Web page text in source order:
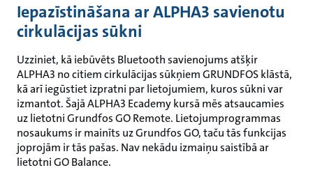
Iepazīstināšana ar ALPHA3 savienotu
cirkulācijas sūkni
Uzziniet, kā iebūvēts Bluetooth savienojums atšķir
ALPHA3 no citiem cirkulācijas sūkņiem GRUNDFOS klāstā,
kā arī iegūstiet izpratni par lietojumiem, kuros sūkni var
izmantot. Šajā ALPHA3 Ecademy kursā mēs atsaucamies
uz lietotni Grundfos GO Remote. Lietojumprogrammas
nosaukums ir mainīts uz Grundfos GO, taču tās funkcijas
joprojām ir tās pašas. Nav nekādu izmaiņu saistībā ar
lietotni GO Balance.